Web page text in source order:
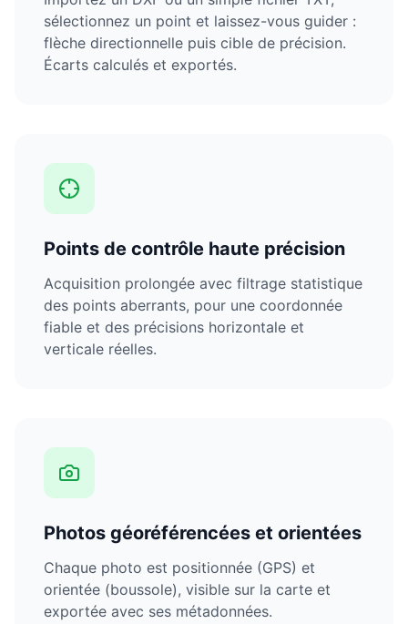
sélectionnez un point et laissez-vous guider :
flèche directionnelle puis cible de précision.
Écarts calculés et exportés.
Points de contrôle haute précision
Acquisition prolongée avec filtrage statistique
des points aberrants, pour une coordonnée
fiable et des précisions horizontale et
verticale réelles.
Photos géoréférencées et orientées
Chaque photo est positionnée (GPS) et
orientée (boussole), visible sur la carte et
exportée avec ses métadonnées.